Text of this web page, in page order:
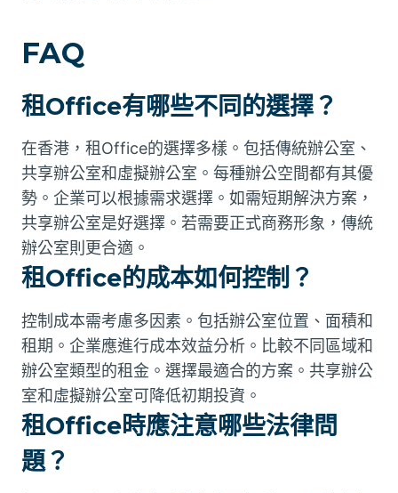
FAQ
租Office有哪些不同的選擇？
在香港，租Office的選擇多樣。包括傳統辦公室、
共享辦公室和虛擬辦公室。每種辦公空間都有其優
勢。企業可以根據需求選擇。如需短期解決方案，
共享辦公室是好選擇。若需要正式商務形象，傳統
辦公室則更合適。
租Office的成本如何控制？
控制成本需考慮多因素。包括辦公室位置、面積和
租期。企業應進行成本效益分析。比較不同區域和
辦公室類型的租金。選擇最適合的方案。共享辦公
室和虛擬辦公室可降低初期投資。
租Office時應注意哪些法律問
題？